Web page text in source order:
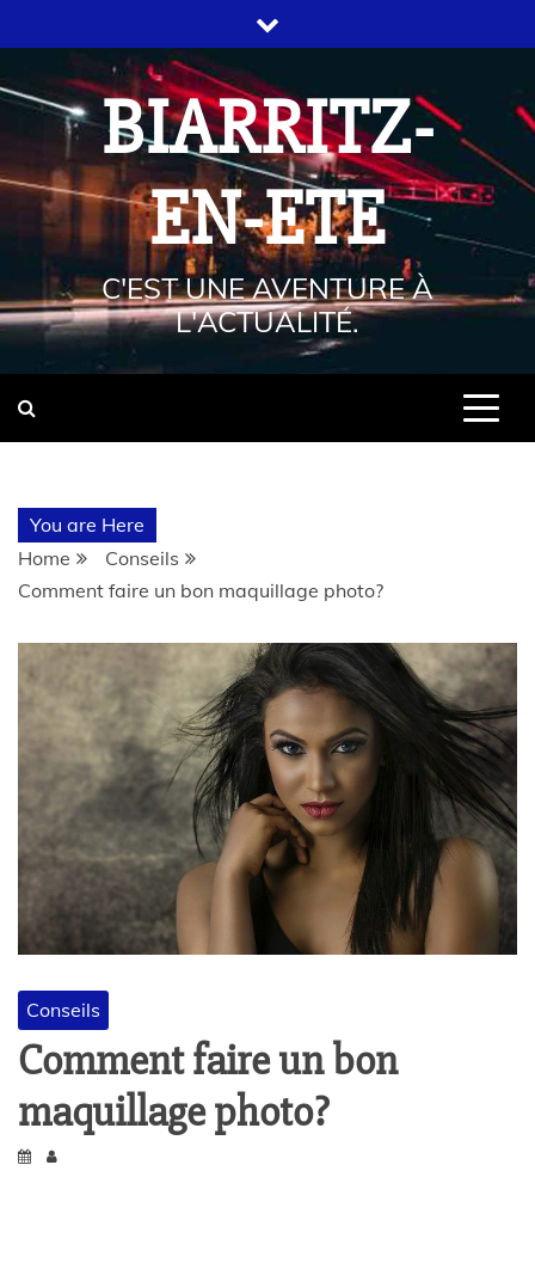
BIARRITZ-
EN-ETE
C'EST UNE AVENTURE À
L'ACTUALITÉ.
You are Here
Home
Conseils
Comment faire un bon maquillage photo?
Conseils
Comment faire un bon
maquillage photo?